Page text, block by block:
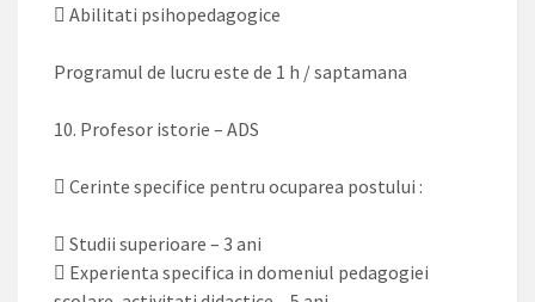
 Abilitati psihopedagogice
Programul de lucru este de 1 h / saptamana
10. Profesor istorie – ADS
 Cerinte specifice pentru ocuparea postului :
 Studii superioare – 3 ani
 Experienta specifica in domeniul pedagogiei